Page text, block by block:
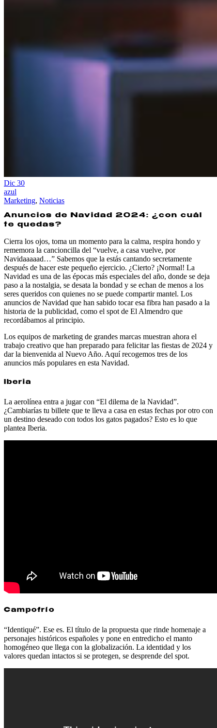
Dic 30
azul
Marketing, Noticias
Anuncios de Navidad 2024: ¿con cuál
te quedas?
Cierra los ojos, toma un momento para la calma, respira hondo y
rememora la cancioncilla del “vuelve, a casa vuelve, por
Navidaaaaad…” Sabemos que la estás cantando secretamente
después de hacer este pequeño ejercicio. ¿Cierto? ¡Normal! La
Navidad es una de las épocas más especiales del año, donde se deja
paso a la nostalgia, se desata la bondad y se echan de menos a los
seres queridos con quienes no se puede compartir mantel. Los
anuncios de Navidad que han sabido tocar esa fibra han pasado a la
historia de la publicidad, como el spot de El Almendro que
recordábamos al principio.
Los equipos de marketing de grandes marcas muestran ahora el
trabajo creativo que han preparado para felicitar las fiestas de 2024 y
dar la bienvenida al Nuevo Año. Aquí recogemos tres de los
anuncios más populares en esta Navidad.
Iberia
La aerolínea entra a jugar con “El dilema de la Navidad”.
¿Cambiarías tu billete que te lleva a casa en estas fechas por otro con
un destino deseado con todos los gatos pagados? Esto es lo que
plantea Iberia.
Campofrío
“Identiqué”. Ese es. El título de la propuesta que rinde homenaje a
personajes históricos españoles y pone en entredicho el manto
homogéneo que llega con la globalización. La identidad y los
valores quedan intactos si se protegen, se desprende del spot.